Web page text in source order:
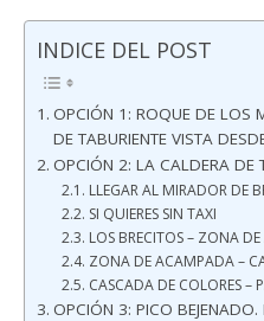
INDICE DEL POST
OPCIÓN 1: ROQUE DE LOS
DE TABURIENTE VISTA
OPCIÓN 2: LA CALDERA DE
LLEGAR AL MIRADOR DE
SI QUIERES SIN TAXI
LOS BRECITOS – ZONA
ZONA DE ACAMPADA –
CASCADA DE COLORES –
OPCIÓN 3: PICO